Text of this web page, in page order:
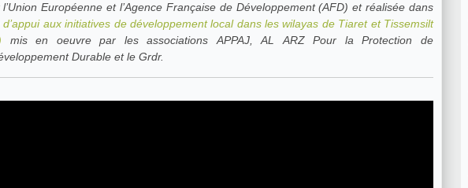
Européenne et l’Agence Française de Développement (AFD) et réalisée dans
aux initiatives de développement local dans les wilayas de Tiaret et Tissemsilt
mis en oeuvre par les associations APPAJ, AL ARZ Pour la Protection de
Durable et le Grdr.